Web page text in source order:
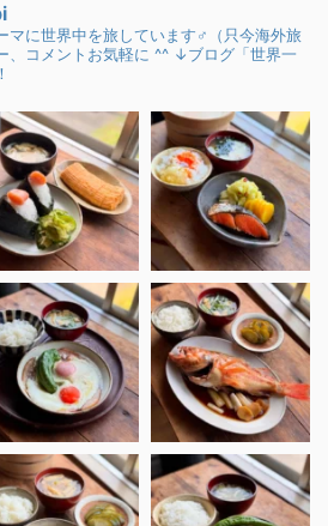
マに世界中を旅しています♂（只今海外旅
、コメントお気軽に ^^ ↓ブログ「世界一